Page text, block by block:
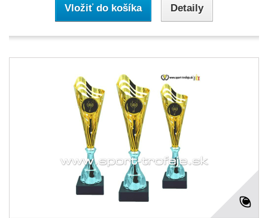
Vložiť do košíka Detaily